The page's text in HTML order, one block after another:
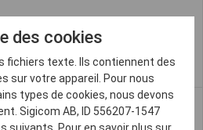
des cookies
fichiers texte. Ils contiennent des
sur votre appareil. Pour nous
types de cookies, nous devons
Sigicom AB, ID 556207-1547
suivants. Pour en savoir plus sur